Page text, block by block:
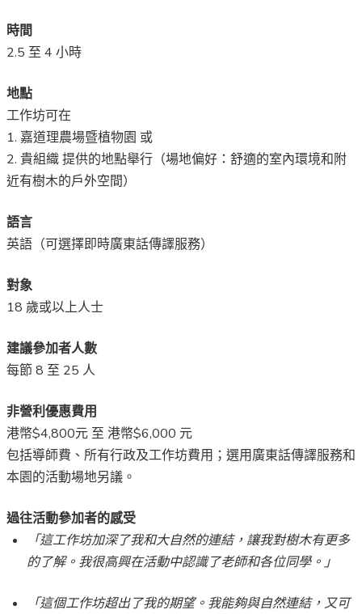
時間
2.5 至 4 小時
地點
工作坊可在
1. 嘉道理農場暨植物園 或
2. 貴組織 提供的地點舉行（場地偏好：舒適的室內環境和附
近有樹木的戶外空間）
語言
英語（可選擇即時廣東話傳譯服務）
對象
18 歲或以上人士
建議參加者人數
每節 8 至 25 人
非營利優惠費用
港幣$4,800元 至 港幣$6,000 元
包括導師費、所有行政及工作坊費用；選用廣東話傳譯服務和
本園的活動場地另議。
過往活動參加者的感受
「這工作坊加深了我和大自然的連結，讓我對樹木有更多
的了解。我很高興在活動中認識了老師和各位同學。」
「這個工作坊超出了我的期望。我能夠與自然連結，又可